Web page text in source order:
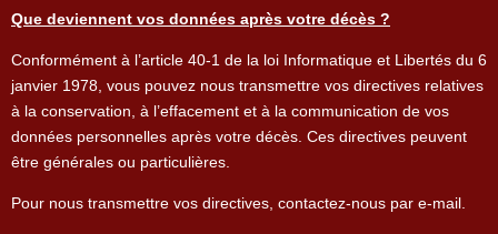
Que deviennent vos données après votre décès ?
Conformément à l’article 40-1 de la loi Informatique et Libertés du 6
janvier 1978, vous pouvez nous transmettre vos directives relatives
à la conservation, à l’effacement et à la communication de vos
données personnelles après votre décès. Ces directives peuvent
être générales ou particulières.
Pour nous transmettre vos directives, contactez-nous par e-mail.